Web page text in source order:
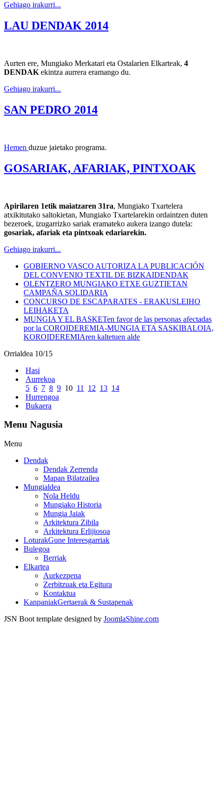
Gehiago irakurri...
LAU DENDAK 2014
Aurten ere, Mungiako Merkatari eta Ostalarien Elkarteak, 4
DENDAK ekintza aurrera eramango du.
Gehiago irakurri...
SAN PEDRO 2014
Hemen duzue jaietako programa.
GOSARIAK, AFARIAK, PINTXOAK
Apirilaren 1etik maiatzaren 31ra, Mungiako Txartelera
atxikitutako saltokietan, Mungiako Txartelarekin ordaintzen duten
bezeroek, izugarrizko sariak eramateko aukera izango dutela:
gosariak, afariak eta pintxoak edariarekin.
Gehiago irakurri...
GOBIERNO VASCO AUTORIZA LA PUBLICACIÓN
DEL CONVENIO TEXTIL DE BIZKAIDENDAK
OLENTZERO MUNGIAKO ETXE GUZTIETAN
CAMPAÑA SOLIDARIA
CONCURSO DE ESCAPARATES - ERAKUSLEIHO
LEIHAKETA
MUNGIA Y EL BASKETen favor de las personas afectadas
por la COROIDEREMIA-MUNGIA ETA SASKIBALOIA,
KOROIDEREMIAren kaltetuen alde
Orrialdea 10/15
Hasi
Aurrekoa
5 6 7 8 9 10 11 12 13 14
Hurrengoa
Bukaera
Menu Nagusia
Menu
Dendak
Dendak Zerrenda
Mapan Bilatzailea
Mungialdea
Nola Heldu
Mungiako Historia
Mungia Jaiak
Arkitektura Zibila
Arkitektura Erlijiosoa
LoturakGune Interesgarriak
Bulegoa
Berriak
Elkartea
Aurkezpena
Zerbitzuak eta Egitura
Kontaktua
KanpaniakGertaerak & Sustapenak
JSN Boot template designed by JoomlaShine.com